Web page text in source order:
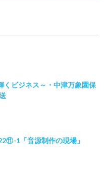
ビジネス～・中津万象園保
1「音源制作の現場」